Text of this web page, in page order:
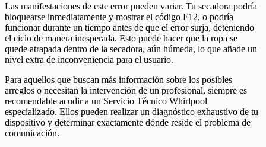
Las manifestaciones de este error pueden variar. Tu secadora podría
bloquearse inmediatamente y mostrar el código F12, o podría
funcionar durante un tiempo antes de que el error surja, deteniendo
el ciclo de manera inesperada. Esto puede hacer que la ropa se
quede atrapada dentro de la secadora, aún húmeda, lo que añade un
nivel extra de inconveniencia para el usuario.
Para aquellos que buscan más información sobre los posibles
arreglos o necesitan la intervención de un profesional, siempre es
recomendable acudir a un Servicio Técnico Whirlpool
especializado. Ellos pueden realizar un diagnóstico exhaustivo de tu
dispositivo y determinar exactamente dónde reside el problema de
comunicación.